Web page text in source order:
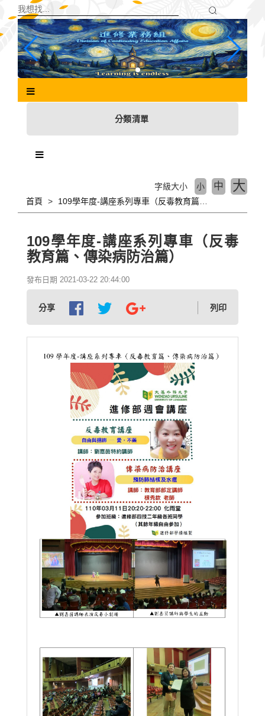
主
分類清單
首頁
字級大小 小 中 大
109學年度-講座系列專車（反毒
教育篇、傳染病防治篇）
發布日期 2021-03-22 20:44:00
分享 列印